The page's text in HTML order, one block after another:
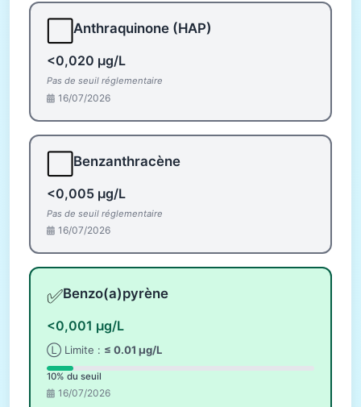
Anthraquinone (HAP)
<0,020 µg/L
Pas de seuil réglementaire
16/07/2026
Benzanthracène
<0,005 µg/L
Pas de seuil réglementaire
16/07/2026
✅Benzo(a)pyrène
<0,001 µg/L
Ⓛ Limite : ≤ 0.01 µg/L
10% du seuil
16/07/2026